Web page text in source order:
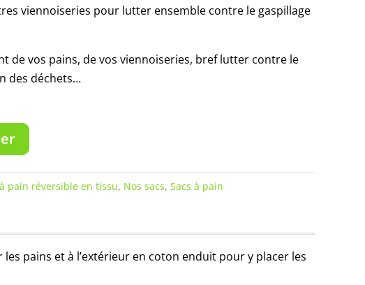
viennoiseries pour lutter ensemble contre le gaspillage
de vos pains, de vos viennoiseries, bref lutter contre le
des déchets…
pain réversible en tissu, Nos sacs,Sacs à pain
pains et à l’extérieur en coton enduit pour y placer les